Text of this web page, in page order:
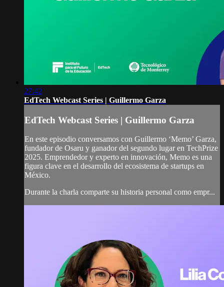
27:42
EdTech Webcast Series | Guillermo Garza
EdTech Webcast Series | Guillermo Garza
En este episodio conversamos con Guillermo ‘Memo’ Garza,
fundador de Osaru y ganador del segundo lugar en TechPrize
2025. Emprendedor y experto en innovación, Memo es una
figura clave en el desarrollo del ecosistema de startups en
México.
Durante la charla comparte su historia personal como empr...